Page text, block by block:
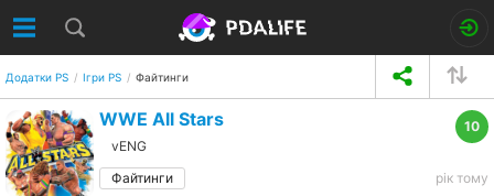
Додатки PS Ігри PS Файтинги
10
WWE All Stars
vENG
Файтинги
рік тому